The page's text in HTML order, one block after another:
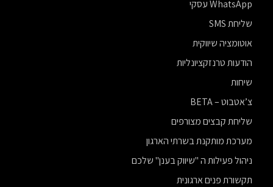
WhatsApp עסקי
שליחת SMS
אוטומציה שיווקית
הודעות טרנזקציונליות
שיחות
צ’אטבוט – BETA
שליחת קבצים מצורפים
מערכת מותקנת בשרתי הארגון
ניהול פעילות ה "שיווק בענן" שלכם
תקשורת פנים ארגונית